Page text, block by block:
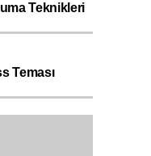
Teknikleri
Teması